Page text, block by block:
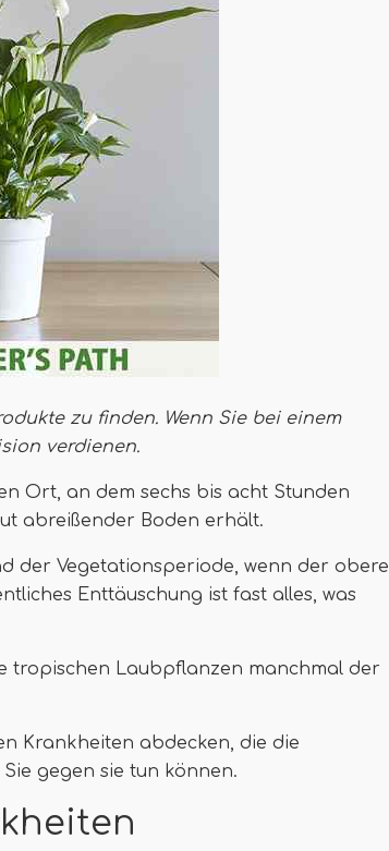
zu finden. Wenn Sie bei einem
verdienen.
Ort, an dem sechs bis acht Stunden
abreißender Boden erhält.
der Vegetationsperiode, wenn der obere
Enttäuschung ist fast alles, was
tropischen Laubpflanzen manchmal der
Krankheiten abdecken, die die
gegen sie tun können.